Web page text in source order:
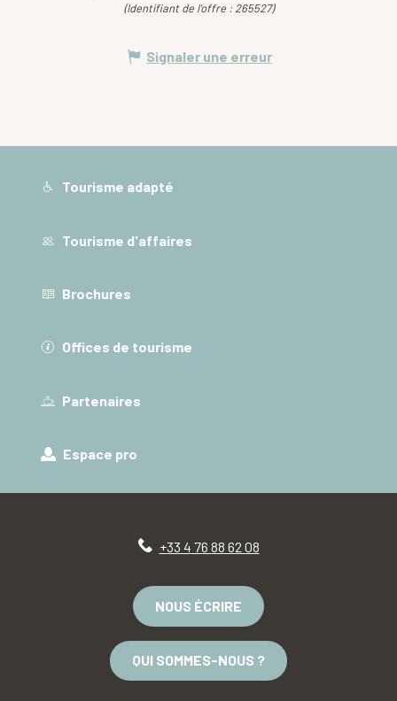
(Identifiant de l'offre : 265527)
Signaler une erreur
Tourisme adapté
Tourisme d'affaires
Brochures
Offices de tourisme
Partenaires
Espace pro
+33 4 76 88 62 08
NOUS ÉCRIRE
QUI SOMMES-NOUS ?